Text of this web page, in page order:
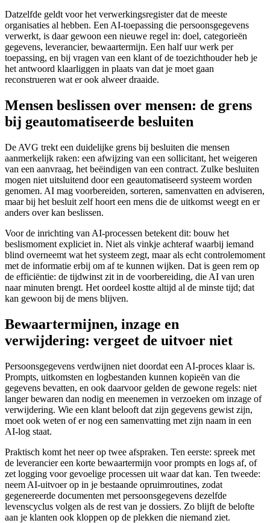
Datzelfde geldt voor het verwerkingsregister dat de meeste
organisaties al hebben. Een AI-toepassing die persoonsgegevens
verwerkt, is daar gewoon een nieuwe regel in: doel, categorieën
gegevens, leverancier, bewaartermijn. Een half uur werk per
toepassing, en bij vragen van een klant of de toezichthouder heb je
het antwoord klaarliggen in plaats van dat je moet gaan
reconstrueren wat er ook alweer draaide.
Mensen beslissen over mensen: de grens
bij geautomatiseerde besluiten
De AVG trekt een duidelijke grens bij besluiten die mensen
aanmerkelijk raken: een afwijzing van een sollicitant, het weigeren
van een aanvraag, het beëindigen van een contract. Zulke besluiten
mogen niet uitsluitend door een geautomatiseerd systeem worden
genomen. AI mag voorbereiden, sorteren, samenvatten en adviseren,
maar bij het besluit zelf hoort een mens die de uitkomst weegt en er
anders over kan beslissen.
Voor de inrichting van AI-processen betekent dit: bouw het
beslismoment expliciet in. Niet als vinkje achteraf waarbij iemand
blind overneemt wat het systeem zegt, maar als echt controlemoment
met de informatie erbij om af te kunnen wijken. Dat is geen rem op
de efficiëntie: de tijdwinst zit in de voorbereiding, die AI van uren
naar minuten brengt. Het oordeel kostte altijd al de minste tijd; dat
kan gewoon bij de mens blijven.
Bewaartermijnen, inzage en
verwijdering: vergeet de uitvoer niet
Persoonsgegevens verdwijnen niet doordat een AI-proces klaar is.
Prompts, uitkomsten en logbestanden kunnen kopieën van die
gegevens bevatten, en ook daarvoor gelden de gewone regels: niet
langer bewaren dan nodig en meenemen in verzoeken om inzage of
verwijdering. Wie een klant belooft dat zijn gegevens gewist zijn,
moet ook weten of er nog een samenvatting met zijn naam in een
AI-log staat.
Praktisch komt het neer op twee afspraken. Ten eerste: spreek met
de leverancier een korte bewaartermijn voor prompts en logs af, of
zet logging voor gevoelige processen uit waar dat kan. Ten tweede:
neem AI-uitvoer op in je bestaande opruimroutines, zodat
gegenereerde documenten met persoonsgegevens dezelfde
levenscyclus volgen als de rest van je dossiers. Zo blijft de belofte
aan je klanten ook kloppen op de plekken die niemand ziet.